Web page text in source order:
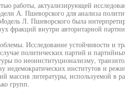
работы, актуализирующей
А. Пшеворского для анализа
Л. Пшеворского была
фракций внутри авторитарной
Исследование устойчивости и
политических партий и
по неоинституционализму,
недемократических институтов и
литературы, используемой в
групп.